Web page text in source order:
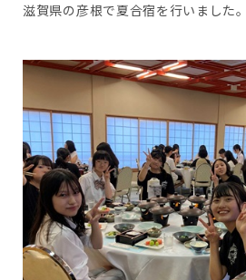
滋賀県の彦根で夏合宿を行いました。